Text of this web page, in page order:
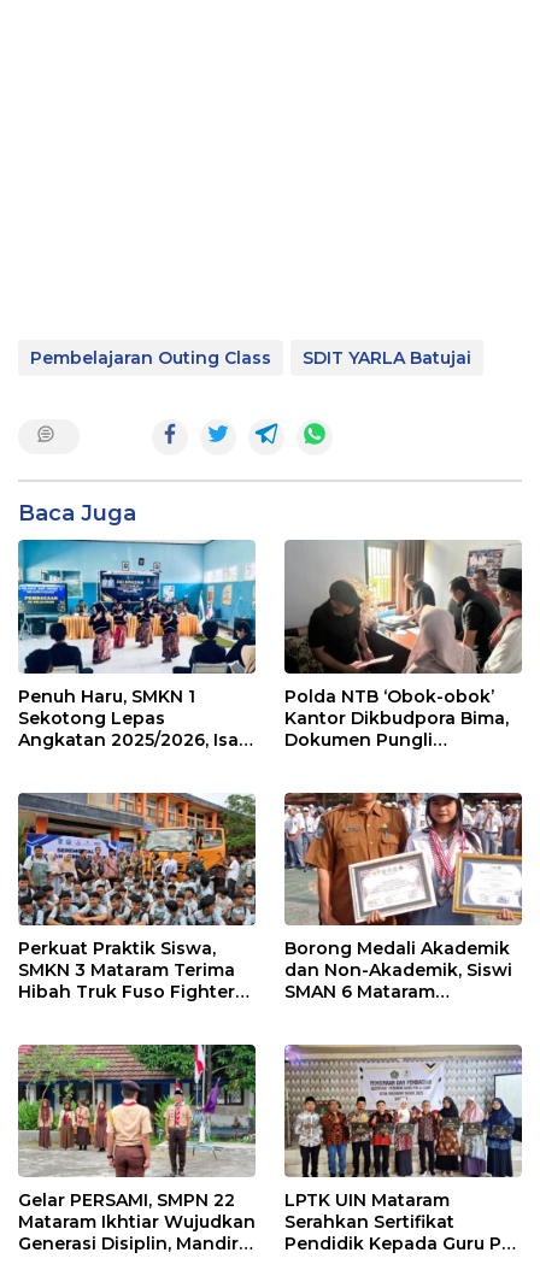
Pembelajaran Outing Class SDIT YARLA Batujai
Baca Juga
Penuh Haru, SMKN 1
Sekotong Lepas
Angkatan 2025/2026, Isak
Polda NTB ‘Obok-obok’
Kantor Dikbudpora Bima,
Dokumen Pungli
Perkuat Praktik Siswa,
SMKN 3 Mataram Terima
Hibah Truk Fuso Fighter
Borong Medali Akademik
dan Non-Akademik, Siswi
SMAN 6 Mataram
Gelar PERSAMI, SMPN 22
Mataram Ikhtiar Wujudkan
Generasi Disiplin, Mandiri
LPTK UIN Mataram
Serahkan Sertifikat
Pendidik Kepada Guru PAI